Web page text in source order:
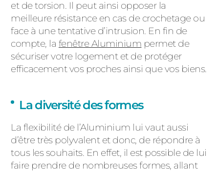
et de torsion. Il peut ainsi opposer la
meilleure résistance en cas de crochetage ou
face à une tentative d’intrusion. En fin de
compte, la fenêtre Aluminium permet de
sécuriser votre logement et de protéger
efficacement vos proches ainsi que vos biens.
La diversité des formes
La flexibilité de l’Aluminium lui vaut aussi
d’être très polyvalent et donc, de répondre à
tous les souhaits. En effet, il est possible de lui
faire prendre de nombreuses formes, allant